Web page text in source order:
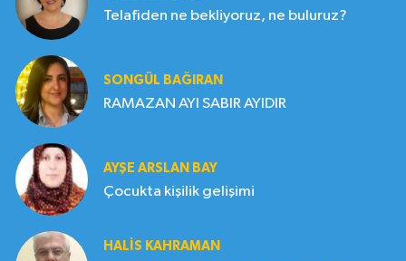
Telafiden ne bekliyoruz, ne buluruz?
SONGÜL BAĞIRAN
RAMAZAN AYI SABIR AYIDIR
AYŞE ARSLAN BAY
Çocukta kişilik gelişimi
HALIS KAHRAMAN